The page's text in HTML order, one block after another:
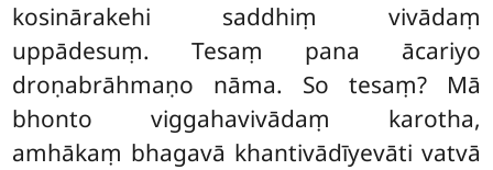
kosinārakehi saddhiṃ vivādaṃ
uppādesuṃ. Tesaṃ pana ācariyo
droṇabrāhmaṇo nāma. So tesaṃ? Mā
bhonto viggahavivādaṃ karotha,
amhākaṃ bhagavā khantivādīyevāti vatvā